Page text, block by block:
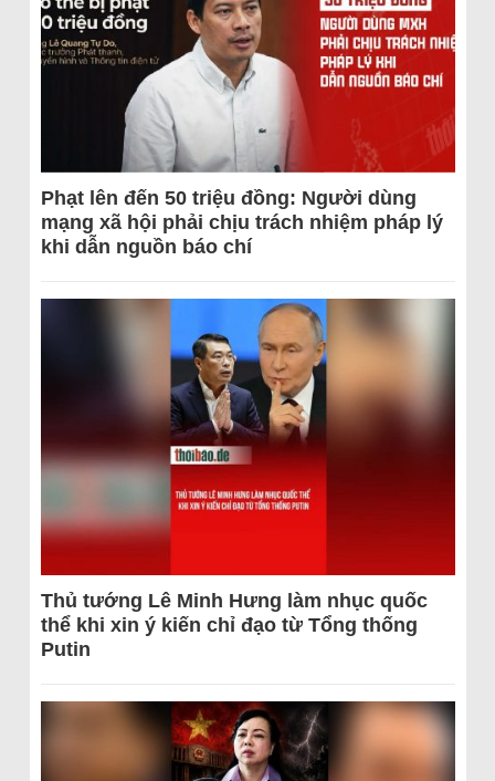
Phạt lên đến 50 triệu đồng: Người dùng
mạng xã hội phải chịu trách nhiệm pháp lý
khi dẫn nguồn báo chí
Thủ tướng Lê Minh Hưng làm nhục quốc
thể khi xin ý kiến chỉ đạo từ Tổng thống
Putin